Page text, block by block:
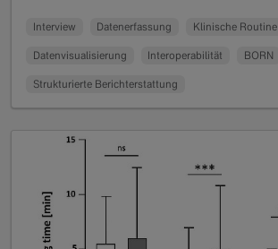
Interview Datenerfassung Klinische Routine
Datenvisualisierung Interoperabilität BORN
Strukturierte Berichterstattung